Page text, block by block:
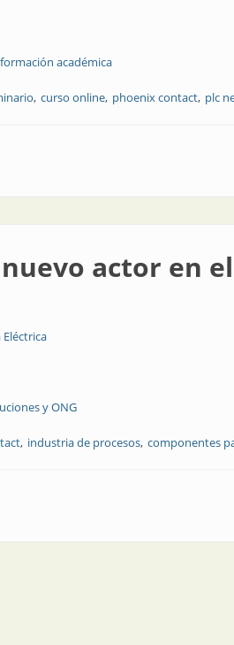
académica
curso online phoenix contact plc
para la industria
actor en
y ONG
industria de procesos componentes
actor en el mercado industrial